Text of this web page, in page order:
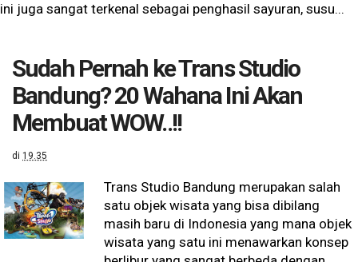
ini juga sangat terkenal sebagai penghasil sayuran, susu...
Sudah Pernah ke Trans Studio
Bandung? 20 Wahana Ini Akan
Membuat WOW..!!
di 19.35
Trans Studio Bandung merupakan salah
satu objek wisata yang bisa dibilang
masih baru di Indonesia yang mana objek
wisata yang satu ini menawarkan konsep